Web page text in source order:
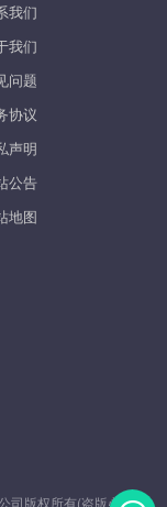
我们
我们
问题
协议
声明
公告
地图
司版权所有(盗版必